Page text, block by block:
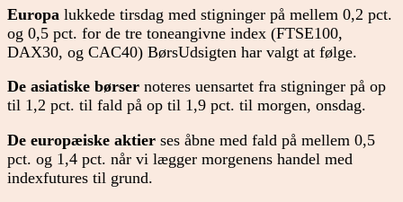
Europa lukkede tirsdag med stigninger på mellem 0,2 pct.
og 0,5 pct. for de tre toneangivne index (FTSE100,
DAX30, og CAC40) BørsUdsigten har valgt at følge.
De asiatiske børser noteres uensartet fra stigninger på op
til 1,2 pct. til fald på op til 1,9 pct. til morgen, onsdag.
De europæiske aktier ses åbne med fald på mellem 0,5
pct. og 1,4 pct. når vi lægger morgenens handel med
indexfutures til grund.